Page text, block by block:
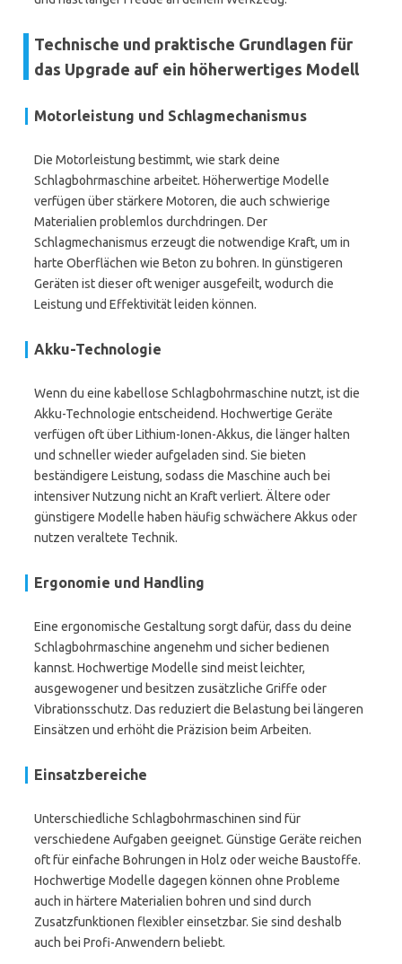
Technische und praktische Grundlagen für
das Upgrade auf ein höherwertiges Modell
Motorleistung und Schlagmechanismus
Die Motorleistung bestimmt, wie stark deine
Schlagbohrmaschine arbeitet. Höherwertige Modelle
verfügen über stärkere Motoren, die auch schwierige
Materialien problemlos durchdringen. Der
Schlagmechanismus erzeugt die notwendige Kraft, um in
harte Oberflächen wie Beton zu bohren. In günstigeren
Geräten ist dieser oft weniger ausgefeilt, wodurch die
Leistung und Effektivität leiden können.
Akku-Technologie
Wenn du eine kabellose Schlagbohrmaschine nutzt, ist die
Akku-Technologie entscheidend. Hochwertige Geräte
verfügen oft über Lithium-Ionen-Akkus, die länger halten
und schneller wieder aufgeladen sind. Sie bieten
beständigere Leistung, sodass die Maschine auch bei
intensiver Nutzung nicht an Kraft verliert. Ältere oder
günstigere Modelle haben häufig schwächere Akkus oder
nutzen veraltete Technik.
Ergonomie und Handling
Eine ergonomische Gestaltung sorgt dafür, dass du deine
Schlagbohrmaschine angenehm und sicher bedienen
kannst. Hochwertige Modelle sind meist leichter,
ausgewogener und besitzen zusätzliche Griffe oder
Vibrationsschutz. Das reduziert die Belastung bei längeren
Einsätzen und erhöht die Präzision beim Arbeiten.
Einsatzbereiche
Unterschiedliche Schlagbohrmaschinen sind für
verschiedene Aufgaben geeignet. Günstige Geräte reichen
oft für einfache Bohrungen in Holz oder weiche Baustoffe.
Hochwertige Modelle dagegen können ohne Probleme
auch in härtere Materialien bohren und sind durch
Zusatzfunktionen flexibler einsetzbar. Sie sind deshalb
auch bei Profi-Anwendern beliebt.